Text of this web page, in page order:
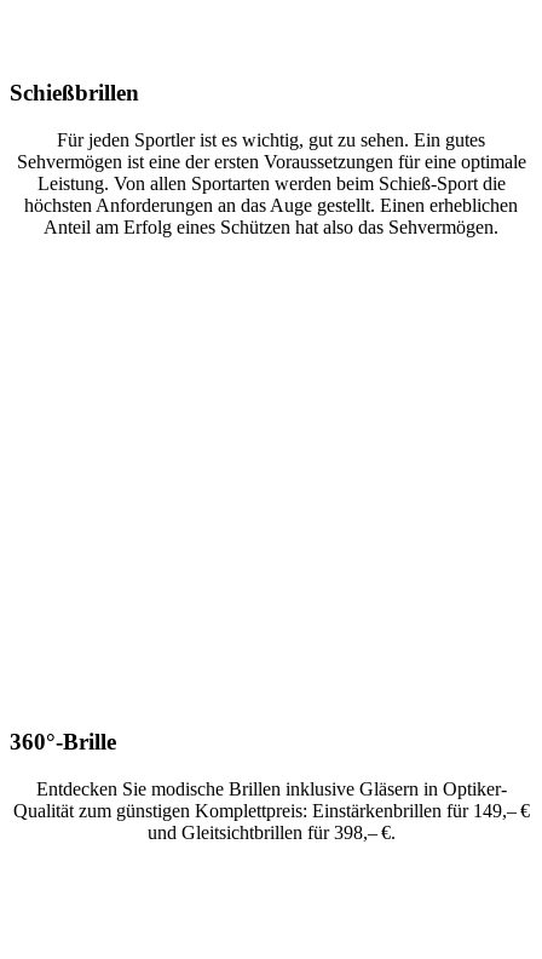
Schießbrillen
Für jeden Sportler ist es wichtig, gut zu sehen. Ein gutes
Sehvermögen ist eine der ersten Voraussetzungen für eine optimale
Leistung. Von allen Sportarten werden beim Schieß-Sport die
höchsten Anforderungen an das Auge gestellt. Einen erheblichen
Anteil am Erfolg eines Schützen hat also das Sehvermögen.
360°-Brille
Entdecken Sie modische Brillen inklusive Gläsern in Optiker-
Qualität zum günstigen Komplettpreis: Einstärkenbrillen für 149,– €
und Gleitsichtbrillen für 398,– €.